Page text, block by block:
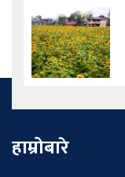
हाम्रोबारे